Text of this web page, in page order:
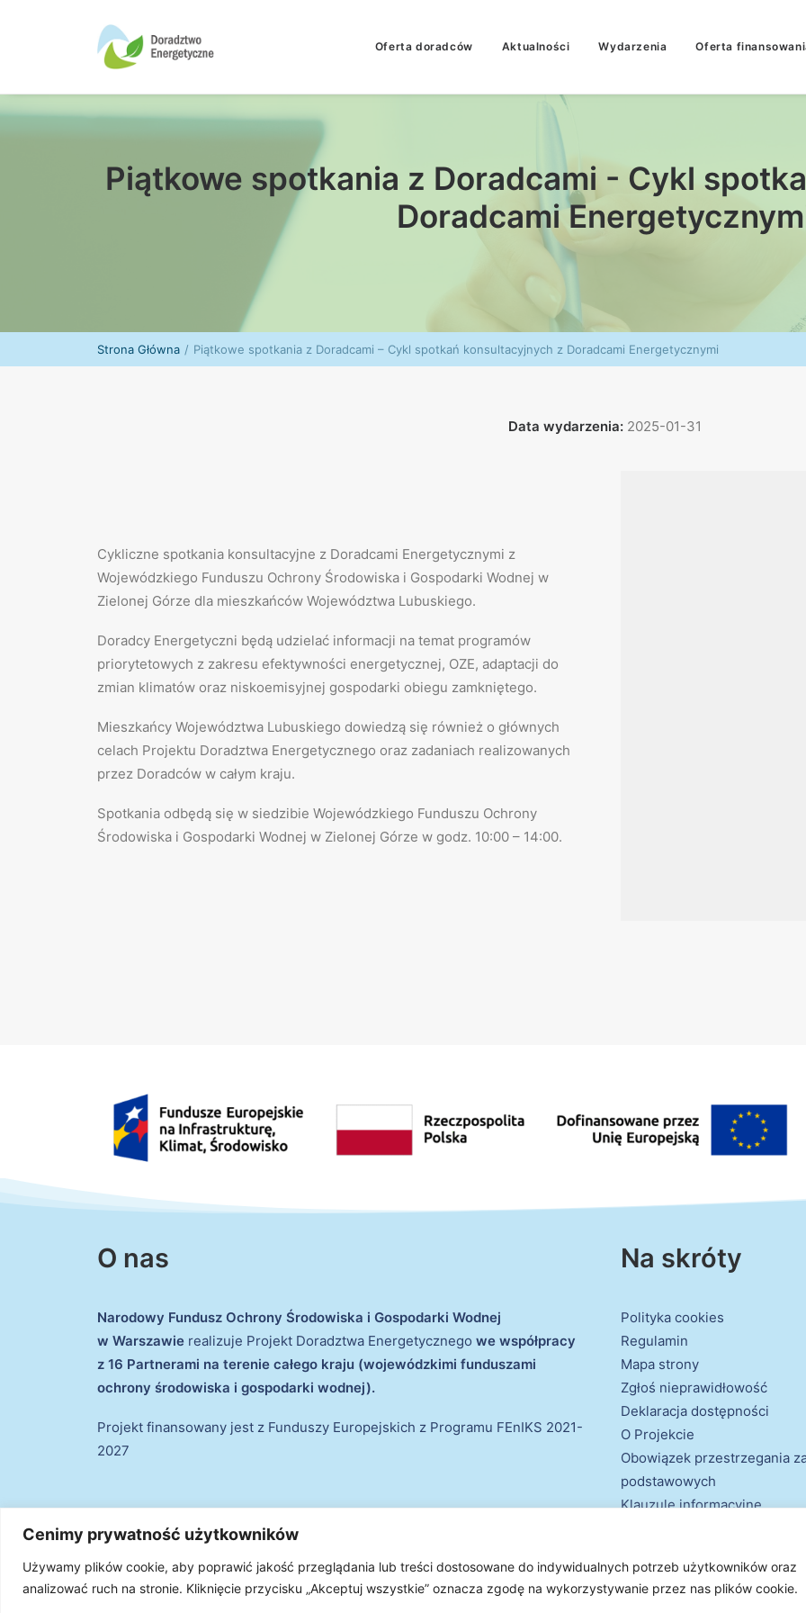
Cenimy prywatność użytkowników
Używamy plików cookie, aby poprawić jakość przeglądania lub treści dostosowane do indywidualnych potrzeb użytkowników oraz
analizować ruch na stronie. Kliknięcie przycisku „Akceptuj wszystkie” oznacza zgodę na wykorzystywanie przez nas plików cookie.
Oferta doradców Aktualności Wydarzenia Oferta
Piątkowe spotkania z Doradcami - Cykl
Doradcami
Strona Główna Piątkowe spotkania z Doradcami – Cykl spotkań konsultacyjnych z Doradcami Energetycznymi
Data wydarzenia:2025-01-31
Cykliczne spotkania konsultacyjne z Doradcami Energetycznymi z
Wojewódzkiego Funduszu Ochrony Środowiska i Gospodarki Wodnej w
Zielonej Górze dla mieszkańców Województwa Lubuskiego.
Doradcy Energetyczni będą udzielać informacji na temat programów
priorytetowych z zakresu efektywności energetycznej, OZE, adaptacji do
zmian klimatów oraz niskoemisyjnej gospodarki obiegu zamkniętego.
Mieszkańcy Województwa Lubuskiego dowiedzą się również o głównych
celach Projektu Doradztwa Energetycznego oraz zadaniach realizowanych
przez Doradców w całym kraju.
Spotkania odbędą się w siedzibie Wojewódzkiego Funduszu Ochrony
Środowiska i Gospodarki Wodnej w Zielonej Górze w godz. 10:00 – 14:00.
O nas
Narodowy Fundusz Ochrony Środowiska i Gospodarki Wodnej
w Warszawie realizuje Projekt Doradztwa Energetycznego we współpracy
z 16 Partnerami na terenie całego kraju (wojewódzkimi funduszami
ochrony środowiska i gospodarki wodnej).
Projekt finansowany jest z Funduszy Europejskich z Programu FEnIKS 2021-
2027
Na skróty
Polityka cookies
Regulamin
Mapa strony
Zgłoś nieprawidłowość
Deklaracja dostępności
O Projekcie
Obowiązek przestrzegania
podstawowych
Klauzule informacyjne
© 2026 Projekt Doradztwa Energetycznego. Wszystkie prawa zastrzeżone